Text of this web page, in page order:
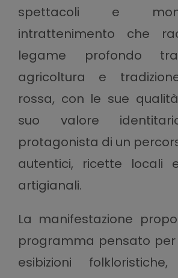
spettacoli e
intrattenimento che
legame profondo
agricoltura e
rossa, con le sue
suo valore
protagonista di un
autentici, ricette locali
artigianali.
La manifestazione
programma pensato
esibizioni